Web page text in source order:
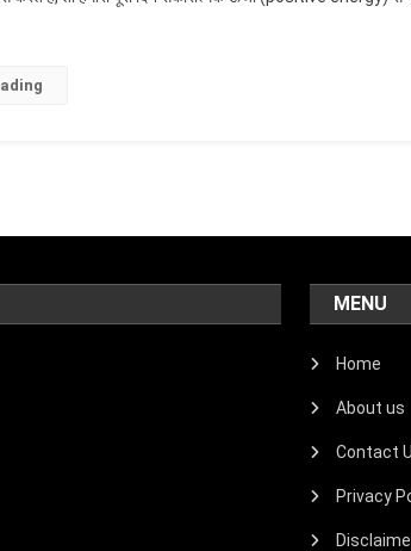
MENU
Home
About us
Contact
Privacy